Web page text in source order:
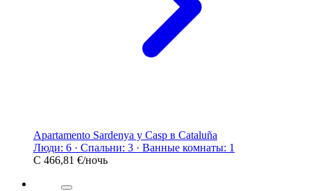
Apartamento Sardenya y Casp в Cataluña
Люди: 6 · Спальни: 3 · Ванные комнаты: 1
С 466,81 €/ночь